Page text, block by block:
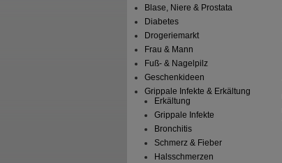
Blase, Niere & Prostata
Diabetes
Drogeriemarkt
Frau & Mann
Fuß- & Nagelpilz
Geschenkideen
Grippale Infekte & Erkältung
Erkältung
Grippale Infekte
Bronchitis
Schmerz & Fieber
Halsschmerzen